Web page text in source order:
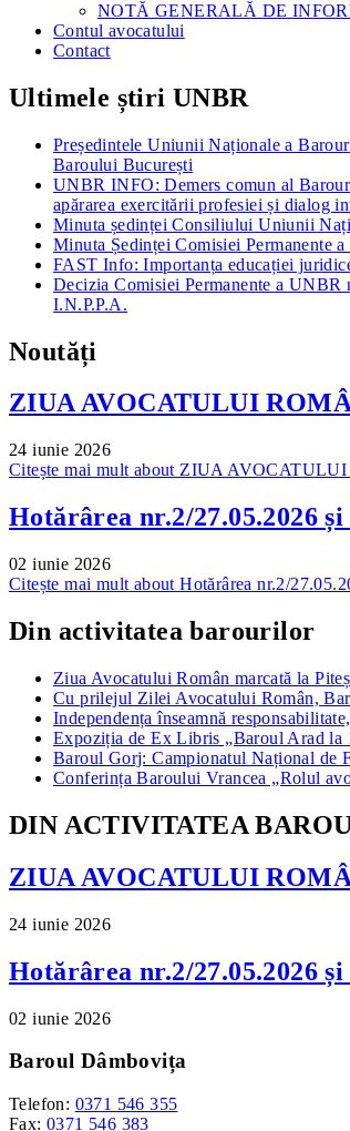
NOTĂ GENERALĂ DE
Contul avocatului
Contact
Ultimele știri UNBR
Președintele Uniunii Naționale a
Baroului București
UNBR INFO: Demers comun al
apărarea exercitării profesiei și dialog
Minuta ședinței Consiliului Uniunii
Minuta Ședinței Comisiei Permanente
FAST Info: Importanța educației
Decizia Comisiei Permanente a
I.N.P.P.A.
Noutăți
ZIUA AVOCATULUI
24 iunie 2026
Citește mai mult about ZIUA
Hotărârea nr.2/27.05.2026
02 iunie 2026
Citește mai mult about Hotărârea nr.2/
Din activitatea barourilor
Ziua Avocatului Român marcată la
Cu prilejul Zilei Avocatului Român,
Independența înseamnă
Expoziția de Ex Libris „Baroul Arad la
Baroul Gorj: Campionatul Național de
Conferința Baroului Vrancea „Rolul
DIN ACTIVITATEA
ZIUA AVOCATULUI
24 iunie 2026
Hotărârea nr.2/27.05.2026
02 iunie 2026
Baroul Dâmbovița
Telefon: 0371 546 355
Fax: 0371 546 383